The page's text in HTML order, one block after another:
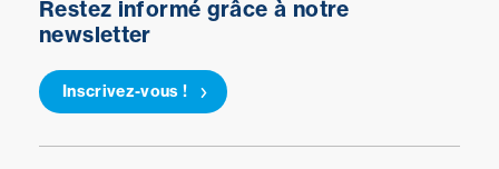
Restez informé grâce à notre
newsletter
Inscrivez-vous !